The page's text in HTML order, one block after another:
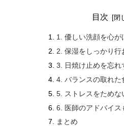
目次
1. 優しい洗顔を心が
2. 保湿をしっかり行
3. 日焼け止めを忘れ
4. バランスの取れた
5. ストレスをためな
6. 医師のアドバイス
まとめ